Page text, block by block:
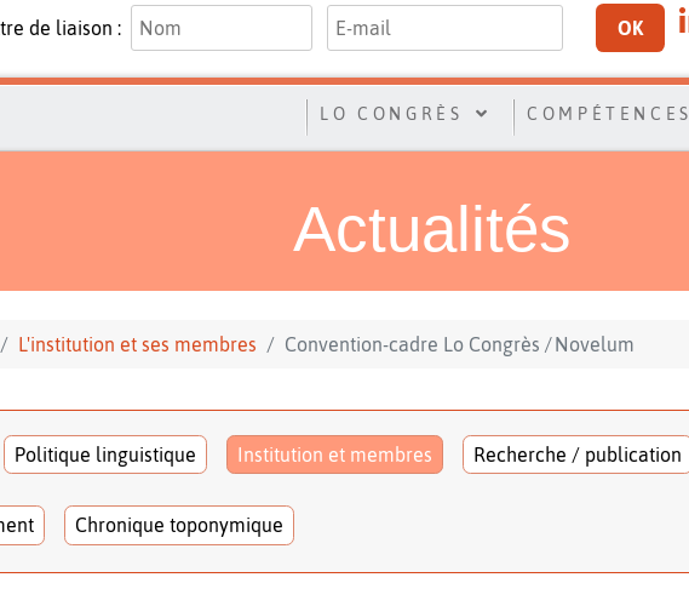
de liaison : OK
LO CONGRÈS COMPÉTENCES
Actualités
L'institution et ses membres Convention-cadre Lo Congrès ∕ Novelum
Politique linguistique Institution et membres Recherche / publication
Chronique toponymique